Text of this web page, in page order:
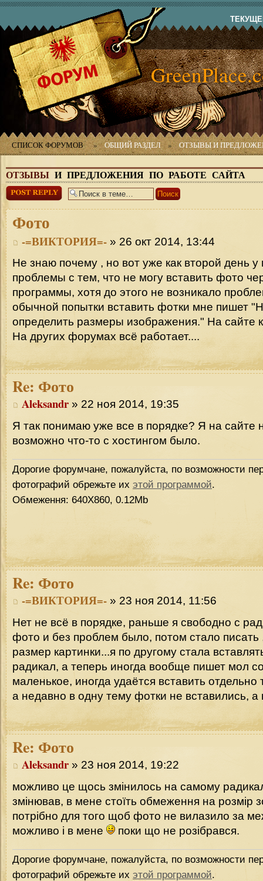
СПИСОК ФОРУМОВ » ОБЩИЙ РАЗДЕЛ » ОТЗЫВЫ И
ОТЗЫВЫ И ПРЕДЛОЖЕНИЯ ПО РАБОТЕ САЙТА
Ответить
Фото
-=ВИКТОРИЯ=- » 26 окт 2014, 13:44
Не знаю почему , но вот уже как второй день у
проблемы с тем, что не могу вставить фото
программы, хотя до этого не возникало
обычной попытки вставить фотки мне пишет
определить размеры изображения." На сайте
На других форумах всё работает....
Re: Фото
Aleksandr » 22 ноя 2014, 19:35
Я так понимаю уже все в порядке? Я на сайте
возможно что-то с хостингом было.
Дорогие форумчане, пожалуйста, по возможности
фотографий обрежьте их этой программой.
Обмеження: 640Х860, 0.12Mb
Re: Фото
-=ВИКТОРИЯ=- » 23 ноя 2014, 11:56
Нет не всё в порядке, раньше я свободно с
фото и без проблем было, потом стало писать
размер картинки...я по другому стала
радикал, а теперь иногда вообще пишет мол
маленькое, иногда удаётся вставить отдельно
а недавно в одну тему фотки не вставились, а
Re: Фото
Aleksandr » 23 ноя 2014, 19:22
можливо це щось змінилось на самому
змінював, в мене стоїть обмеження на розмір
потрібно для того щоб фото не вилазило за
можливо і в мене
поки що не розібрався.
Дорогие форумчане, пожалуйста, по возможности
фотографий обрежьте их этой программой.